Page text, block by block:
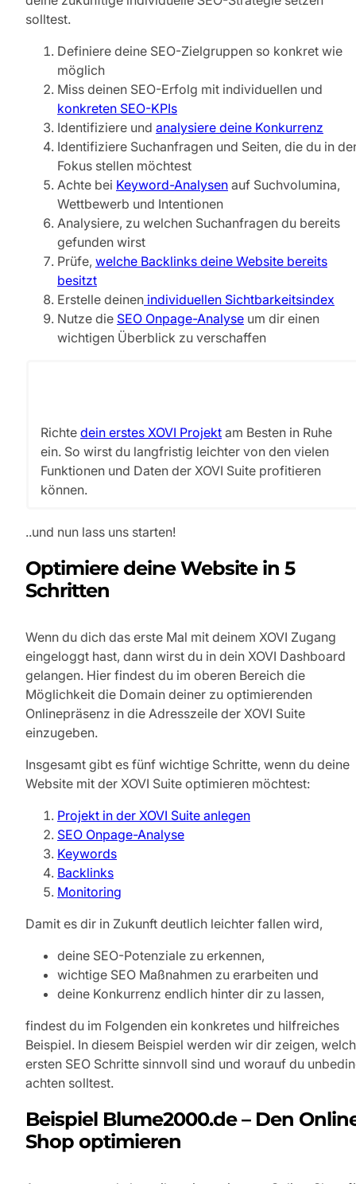
solltest.
Definiere deine SEO-Zielgruppen so konkret wie
möglich
Miss deinen SEO-Erfolg mit individuellen und
konkreten SEO-KPIs
Identifiziere und analysiere deine Konkurrenz
Identifiziere Suchanfragen und Seiten, die du in
Fokus stellen möchtest
Achte bei Keyword-Analysen auf Suchvolumina,
Wettbewerb und Intentionen
Analysiere, zu welchen Suchanfragen du bereits
gefunden wirst
Prüfe, welche Backlinks deine Website bereits
besitzt
Erstelle deinen individuellen Sichtbarkeitsindex
Nutze die SEO Onpage-Analyse um dir einen
wichtigen Überblick zu verschaffen
Richte dein erstes XOVI Projekt am Besten in Ruhe
ein. So wirst du langfristig leichter von den vielen
Funktionen und Daten der XOVI Suite profitieren
können.
..und nun lass uns starten!
Optimiere deine Website in 5
Schritten
Wenn du dich das erste Mal mit deinem XOVI Zugang
eingeloggt hast, dann wirst du in dein XOVI Dashboard
gelangen. Hier findest du im oberen Bereich die
Möglichkeit die Domain deiner zu optimierenden
Onlinepräsenz in die Adresszeile der XOVI Suite
einzugeben.
Insgesamt gibt es fünf wichtige Schritte, wenn du deine
Website mit der XOVI Suite optimieren möchtest:
Projekt in der XOVI Suite anlegen
SEO Onpage-Analyse
Keywords
Backlinks
Monitoring
Damit es dir in Zukunft deutlich leichter fallen wird,
deine SEO-Potenziale zu erkennen,
wichtige SEO Maßnahmen zu erarbeiten und
deine Konkurrenz endlich hinter dir zu lassen,
findest du im Folgenden ein konkretes und hilfreiches
Beispiel. In diesem Beispiel werden wir dir zeigen,
ersten SEO Schritte sinnvoll sind und worauf du
achten solltest.
Beispiel Blume2000.de – Den
Shop optimieren